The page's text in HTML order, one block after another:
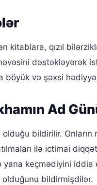
kitablara, qızıl
dəstəkləyərək
və şəxsi
Ad
bildirilir. Onların
ilə ictimai
keçmədiyini
olduğunu bildirmişdilər.